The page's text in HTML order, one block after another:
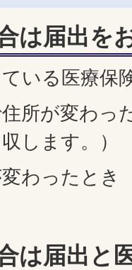
は届出を
ている医療
住所が変わ
します。）
変わったとき
は届出と